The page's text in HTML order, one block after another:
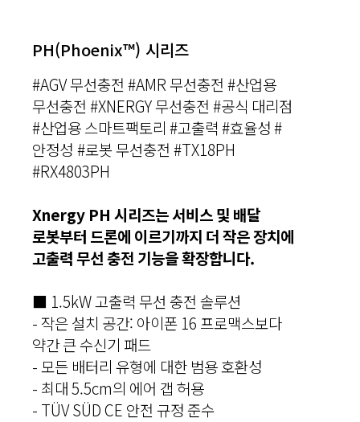
PH(Phoenix™) 시리즈
#AGV 무선충전 #AMR 무선충전 #산업용
무선충전 #XNERGY 무선충전 #공식 대리점
#산업용 스마트팩토리 #고출력 #효율성 #
안정성 #로봇 무선충전 #TX18PH
#RX4803PH
Xnergy PH 시리즈는 서비스 및 배달
로봇부터 드론에 이르기까지 더 작은 장치에
고출력 무선 충전 기능을 확장합니다.
■ 1.5kW 고출력 무선 충전 솔루션
- 작은 설치 공간: 아이폰 16 프로맥스보다
약간 큰 수신기 패드
- 모든 배터리 유형에 대한 범용 호환성
- 최대 5.5cm의 에어 갭 허용
- TÜV SÜD CE 안전 규정 준수